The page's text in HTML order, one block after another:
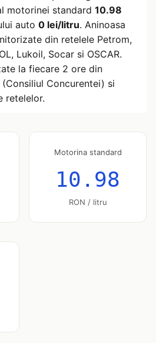
motorinei standard 10.98
auto 0 lei/litru. Aninoasa
din retelele Petrom,
Lukoil, Socar si OSCAR.
la fiecare 2 ore din
Concurentei) si
retelelor.
Motorina standard
10.98
RON / litru